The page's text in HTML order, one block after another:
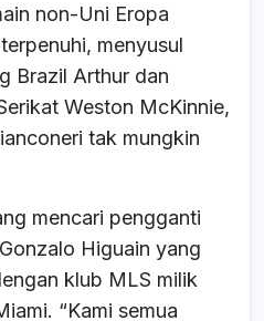
non-Uni Eropa
menyusul
Brazil Arthur dan
Weston McKinnie,
tak mungkin
mencari pengganti
Higuain yang
klub MLS milik
“Kami semua